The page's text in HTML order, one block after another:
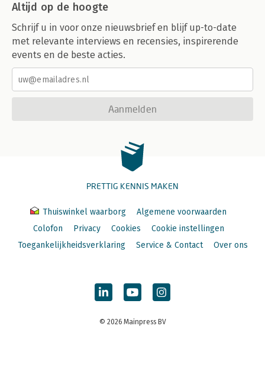
Altijd op de hoogte
Schrijf u in voor onze nieuwsbrief en blijf up-to-date
met relevante interviews en recensies, inspirerende
events en de beste acties.
Aanmelden
PRETTIG KENNIS MAKEN
Thuiswinkel waarborg
Algemene voorwaarden
Colofon
Privacy Cookies
Cookie instellingen
Toegankelijkheidsverklaring
Service & Contact Over ons
© 2026 Mainpress BV